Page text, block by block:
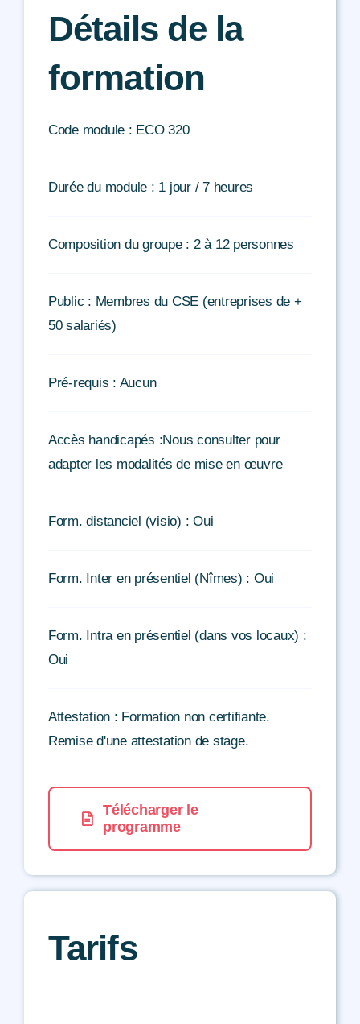
Détails de la
formation
Code module : ECO 320
Durée du module : 1 jour / 7 heures
Composition du groupe : 2 à 12 personnes
Public : Membres du CSE (entreprises de +
50 salariés)
Pré-requis : Aucun
Accès handicapés :Nous consulter pour
adapter les modalités de mise en œuvre
Form. distanciel (visio) : Oui
Form. Inter en présentiel (Nîmes) : Oui
Form. Intra en présentiel (dans vos locaux) :
Oui
Attestation : Formation non certifiante.
Remise d'une attestation de stage.
Télécharger le
programme
Tarifs